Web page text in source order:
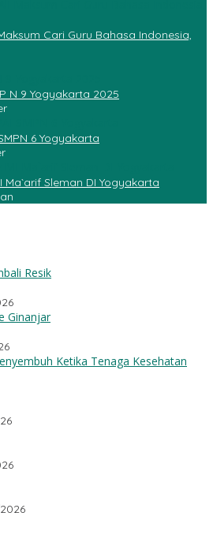
Cari Guru Bahasa Indonesia,
N 9 Yogyakarta 2025
6 Yogyakarta
Ma`arif Sleman DI Yogyakarta